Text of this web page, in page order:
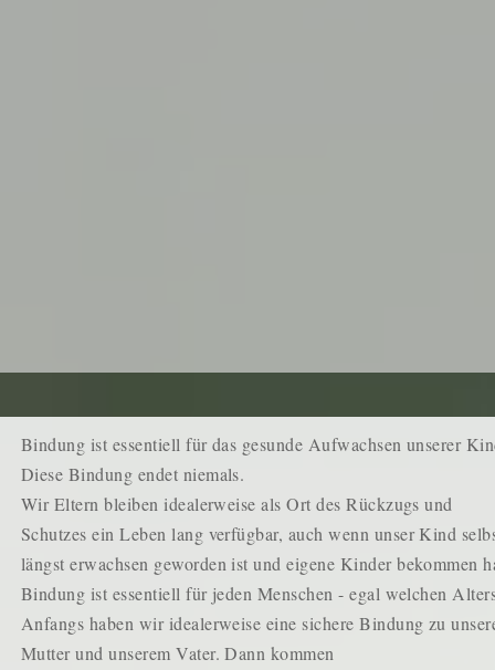
Bindung ist essentiell für das gesunde Aufwachsen unserer
Diese Bindung endet niemals.
Wir Eltern bleiben idealerweise als Ort des Rückzugs und
Schutzes ein Leben lang verfügbar, auch wenn unser Kind
längst erwachsen geworden ist und eigene Kinder bekommen
Bindung ist essentiell für jeden Menschen - egal welchen
Anfangs haben wir idealerweise eine sichere Bindung zu
Mutter und unserem Vater. Dann kommen